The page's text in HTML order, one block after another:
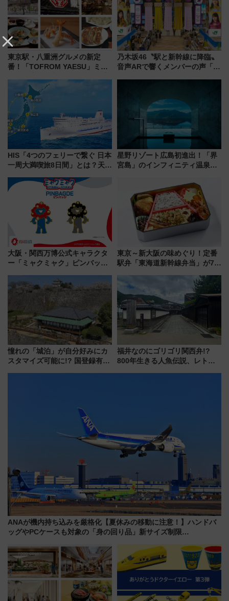
東京駅・八重洲グルメの新定
番！「TOFROM YAESU」ミシ
舗が集結した食の空間を徹底解
剖！（9/10開業）
乃木坂46〝駅と新幹線に降臨〟
音声ARで響くメンバーの声「真
HIS「4つのフェリーで繋ぐ 日本
一周大満喫旅8日間」とは？天橋
の絶景＆限定グルメを網羅！煩
雑な手続きも不要でお手軽に楽
しめるプランが登場
星野リゾート広島初進出！「界
宮島」のインフィニティ温泉と
宿泊料金・アクセスは？（2026
年7月23日開業）
大阪・関西万博公式キャラクタ
ー「ミャクミャク」ピンバッジ
中旬発売
東京～新大阪の味めぐり！定番
駅弁「東海道新幹線弁当」が7月
憧れの「城泊」が自分好みにカ
スタマイズ可能に!? 国登録有形
福井なのにゴリゴリ関西弁!?
800年生きる人魚伝説、レトロ
ANAが機内持ち込みを厳格化【夏休みの移動に注意！】ハンドバ
ッグやPCケースも対象の「身の回り品」新サイズ制限